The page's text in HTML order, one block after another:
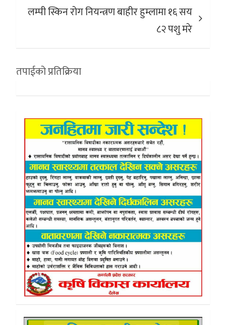
लम्पी स्किन रोग नियन्त्रण बाहीर हुम्लामा १६ सय
८२ पशु मरे
तपाईको प्रतिक्रिया